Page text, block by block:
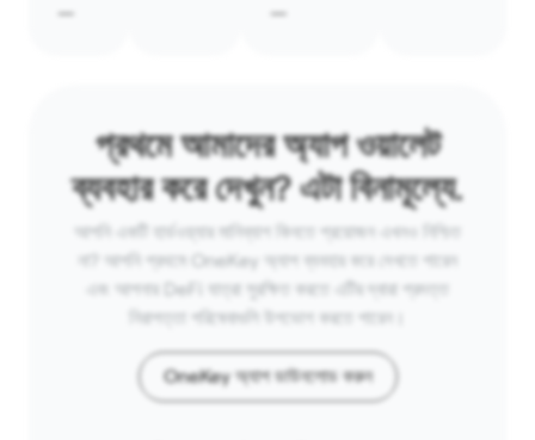
— —
প্রথমে আমাদের অ্যাপ ওয়ালেট
ব্যবহার করে দেখুন? এটা বিনামূল্যে.
আপনি একটি হার্ডওয়্যার মানিব্যাগ কিনতে প্রয়োজন এখনও নিশ্চিত
না? আপনি প্রথমে OneKey অ্যাপ ব্যবহার করে দেখতে পারেন
এবং আপনার DeFi যাত্রা সুরক্ষিত করতে এটির দ্বারা প্রদত্ত
নিরাপত্তা পরিষেবাগুলি উপভোগ করতে পারেন।
OneKey অ্যাপ ডাউনলোড করুন